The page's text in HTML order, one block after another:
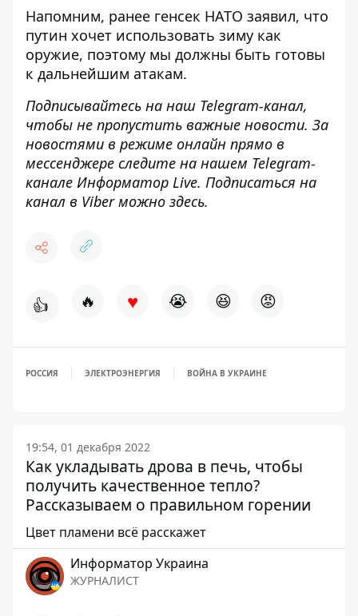
Напомним, ранее генсек НАТО заявил, что
путин хочет использовать зиму как
оружие, поэтому мы должны быть готовы
к дальнейшим атакам.
Подписывайтесь на наш Telegram-канал,
чтобы не пропустить важные новости. За
новостями в режиме онлайн прямо в
мессенджере следите на нашем Telegram-
канале Информатор Live. Подписаться на
канал в Viber можно здесь.
👍 🔥 ♥ 😭 😆 😡
РОССИЯ ЭЛЕКТРОЭНЕРГИЯ ВОЙНА В УКРАИНЕ
19:54, 01 декабря 2022
Как укладывать дрова в печь, чтобы
получить качественное тепло?
Рассказываем о правильном горении
Цвет пламени всё расскажет
Информатор Украина
ЖУРНАЛИСТ